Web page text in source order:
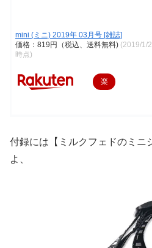
mini (ミニ) 2019年 03月号 [雑誌]
価格：819円（税込、送料無料) (2019/1/
時点)
楽
入
付録には【ミルクフェドのミニ
よ、